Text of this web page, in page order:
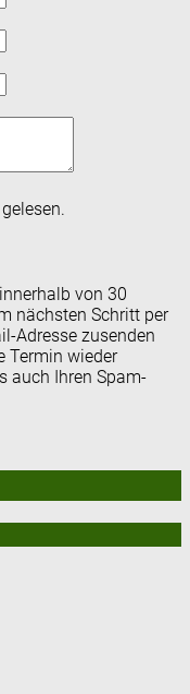
gelesen.
von 30
nächsten Schritt per
Adresse zusenden
Termin wieder
auch Ihren Spam-